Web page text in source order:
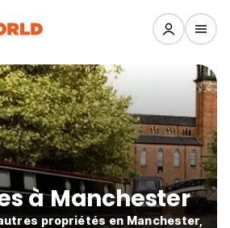
à Manchester
propriétés en Manchester,